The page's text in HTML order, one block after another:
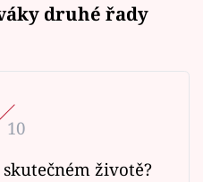
druhé řady
10
životě?